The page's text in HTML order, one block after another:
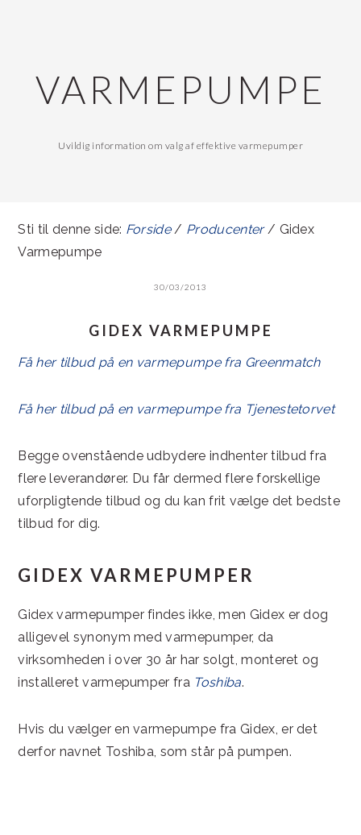
primær
navigationVARMEPUMPE
Uvildig information om valg af effektive varmepumper
Sti til denne side: Forside/ Producenter/ Gidex
Varmepumpe
30/03/2013
GIDEX VARMEPUMPE
Få her tilbud på en varmepumpe fra Greenmatch
Få her tilbud på en varmepumpe fra Tjenestetorvet
Begge ovenstående udbydere indhenter tilbud fra
flere leverandører. Du får dermed flere forskellige
uforpligtende tilbud og du kan frit vælge det bedste
tilbud for dig.
GIDEX VARMEPUMPER
Gidex varmepumper findes ikke, men Gidex er dog
alligevel synonym med varmepumper, da
virksomheden i over 30 år har solgt, monteret og
installeret varmepumper fra Toshiba.
Hvis du vælger en varmepumpe fra Gidex, er det
derfor navnet Toshiba, som står på pumpen.